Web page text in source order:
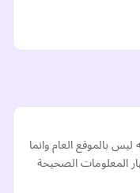
بالموقع العام وانما
المعلومات الصحيحة